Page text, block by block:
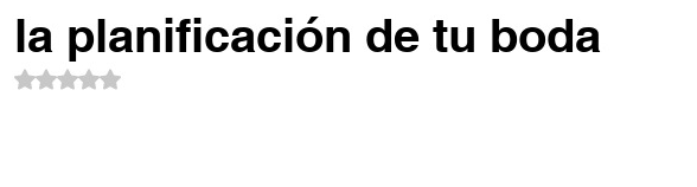
la planificación de tu boda
Obtuvo NaN de 5 estrellas.